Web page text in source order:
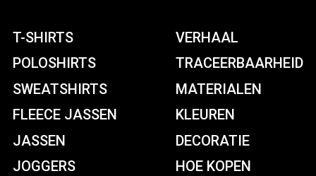
T-SHIRTS
POLOSHIRTS
SWEATSHIRTS
FLEECE JASSEN
JASSEN
JOGGERS
VERHAAL
TRACEERBAARHEID
MATERIALEN
KLEUREN
DECORATIE
HOE KOPEN